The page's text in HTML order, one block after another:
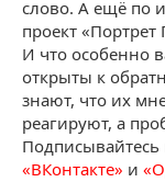
слово. А ещё по
проект
И что особенно
открыты к
знают, что их
реагируют, а
«ВКонтакте» и